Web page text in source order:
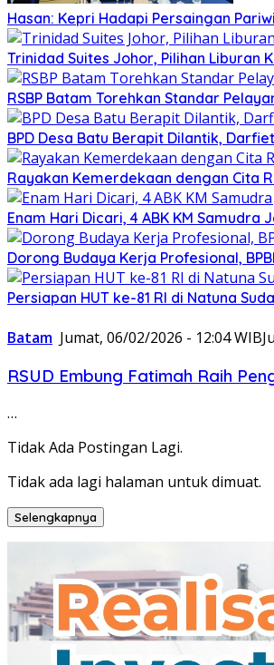
Hasan: Kepri Hadapi Persaingan
Trinidad Suites Johor, Pilihan Liburan
RSBP Batam Torehkan Standar
BPD Desa Batu Berapit Dilantik,
Rayakan Kemerdekaan dengan Cita
Enam Hari Dicari, 4 ABK KM
Dorong Budaya Kerja Profesional,
Persiapan HUT ke-81 RI di Natuna
Batam Jumat, 06/02/2026 - 12:04 WIB
RSUD Embung Fatimah Raih
…
Tidak Ada Postingan Lagi.
Tidak ada lagi halaman untuk dimuat.
Selengkapnya